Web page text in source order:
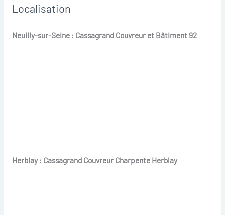
Localisation
Neuilly-sur-Seine : Cassagrand Couvreur et Bâtiment 92
Herblay : Cassagrand Couvreur Charpente Herblay